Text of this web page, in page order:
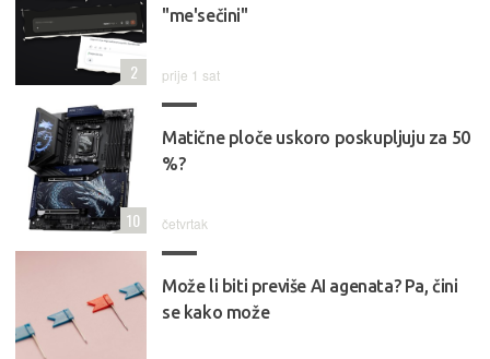
"me'sečini"
prije 1 sat
2
Matične ploče uskoro poskupljuju za 50
%?
četvrtak
10
Može li biti previše AI agenata? Pa, čini
se kako može